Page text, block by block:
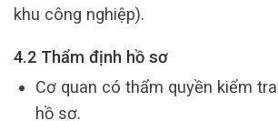
khu công nghiệp).
4.2 Thẩm định hồ sơ
Cơ quan có thẩm quyền kiểm
hồ sơ.